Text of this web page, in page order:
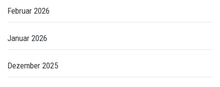
Februar 2026
Januar 2026
Dezember 2025